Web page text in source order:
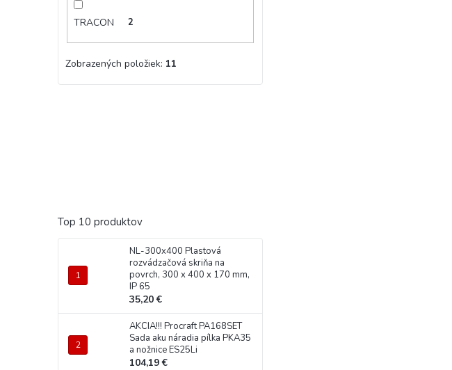
TRACON 2
Zobrazených položiek: 11
Top 10 produktov
NL-300x400 Plastová
rozvádzačová skriňa na
povrch, 300 x 400 x 170 mm,
IP 65
35,20 €
AKCIA!!! Procraft PA168SET
Sada aku náradia pílka PKA35
a nožnice ES25Li
104,19 €